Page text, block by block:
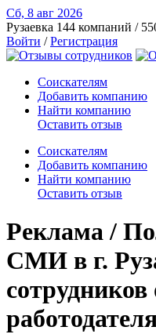
Сб, 8 авг 2026
Рузаевка 144 компаний /
Войти /Регистрация
Соискателям
Добавить компанию
Найти компанию
Оставить отзыв
Соискателям
Добавить компанию
Найти компанию
Оставить отзыв
Реклама /
СМИ в г.